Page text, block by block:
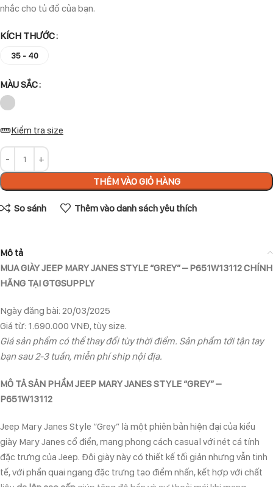
nhắc cho tủ đồ của bạn.
KÍCH THƯỚC
35 - 40
MÀU SẮC
Kiểm tra size
THÊM VÀO GIỎ HÀNG
So sánh Thêm vào danh sách yêu thích
Mô tả
MUA GIÀY JEEP MARY JANES STYLE “GREY” – P651W13112 CHÍNH
HÃNG TẠI GTGSUPPLY
Ngày đăng bài: 20/03/2025
Giá từ: 1.690.000 VNĐ, tùy size.
Giá sản phẩm có thể thay đổi tùy thời điểm. Sản phẩm tới tận tay
bạn sau 2-3 tuần, miễn phí ship nội địa.
MÔ TẢ SẢN PHẨM JEEP MARY JANES STYLE “GREY” –
P651W13112
Jeep Mary Janes Style “Grey” là một phiên bản hiện đại của kiểu
giày Mary Janes cổ điển, mang phong cách casual với nét cá tính
đặc trưng của Jeep. Đôi giày này có thiết kế tối giản nhưng vẫn tinh
tế, với phần quai ngang đặc trưng tạo điểm nhấn, kết hợp với chất